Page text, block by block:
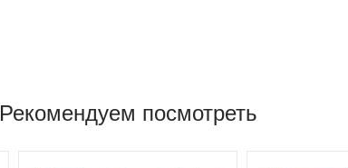
Рекомендуем посмотреть